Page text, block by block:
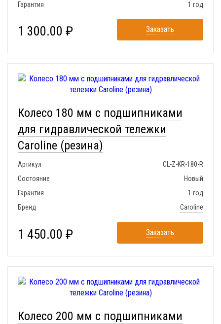
Гарантия
1 год
1 300.00 ₽ Заказать
Колесо 180 мм с подшипниками
для гидравлической тележки
Caroline (резина)
Артикул
CL-Z-KR-180-R
Состояние
Новый
Гарантия
1 год
Бренд
Caroline
1 450.00 ₽ Заказать
Колесо 200 мм с подшипниками